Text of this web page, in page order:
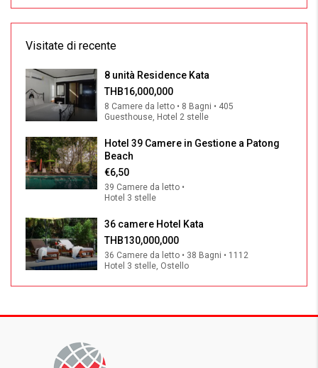
Visitate di recente
8 unità Residence Kata
THB16,000,000
8 Camere da letto • 8 Bagni • 405
Guesthouse, Hotel 2 stelle
Hotel 39 Camere in Gestione a Patong
Beach
€6,50
39 Camere da letto •
Hotel 3 stelle
36 camere Hotel Kata
THB130,000,000
36 Camere da letto • 38 Bagni • 1112
Hotel 3 stelle, Ostello